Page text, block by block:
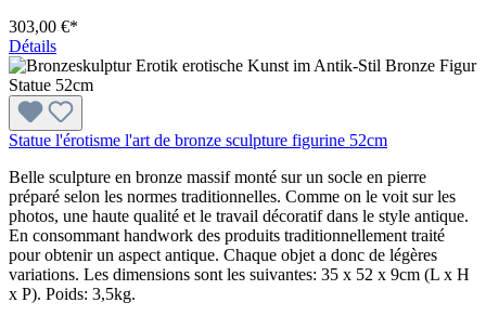
303,00 €*
Détails
Statue l'érotisme l'art de bronze sculpture figurine 52cm
Belle sculpture en bronze massif monté sur un socle en pierre
préparé selon les normes traditionnelles. Comme on le voit sur les
photos, une haute qualité et le travail décoratif dans le style antique.
En consommant handwork des produits traditionnellement traité
pour obtenir un aspect antique. Chaque objet a donc de légères
variations. Les dimensions sont les suivantes: 35 x 52 x 9cm (L x H
x P). Poids: 3,5kg.